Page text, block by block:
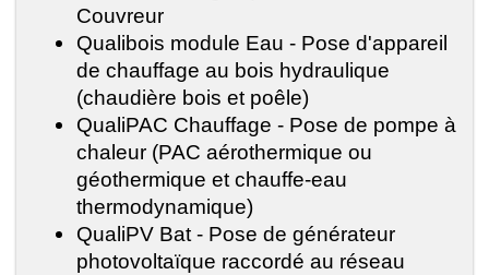
Couvreur
Qualibois module Eau - Pose d'appareil
de chauffage au bois hydraulique
(chaudière bois et poêle)
QualiPAC Chauffage - Pose de pompe à
chaleur (PAC aérothermique ou
géothermique et chauffe-eau
thermodynamique)
QualiPV Bat - Pose de générateur
photovoltaïque raccordé au réseau